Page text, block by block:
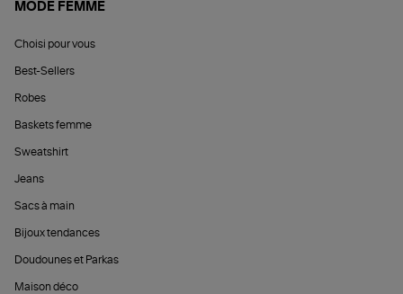
MODE FEMME
Choisi pour vous
Best-Sellers
Robes
Baskets femme
Sweatshirt
Jeans
Sacs à main
Bijoux tendances
Doudounes et Parkas
Maison déco